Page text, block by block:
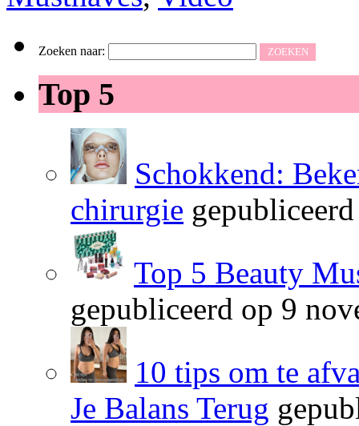
Zoeken naar:
Top 5
Schokkend:
chirurgie
Top 5 Beauty
gepubliceerd op 9
10 tips om te
Je Balans Terug